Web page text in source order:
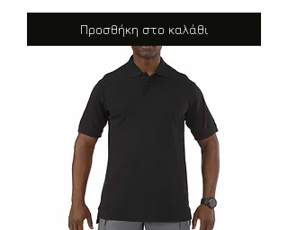
Προσθήκη στο καλάθι